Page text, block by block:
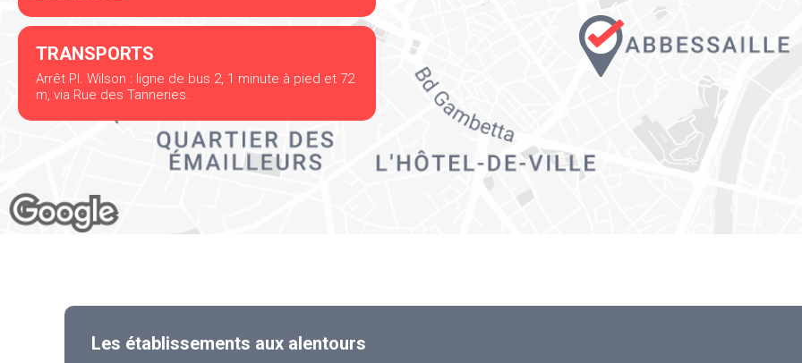
TRANSPORTS
Arrêt Pl. Wilson : ligne de bus 2, 1 minute à pied et 72
m, via Rue des Tanneries.
Les établissements aux alentours